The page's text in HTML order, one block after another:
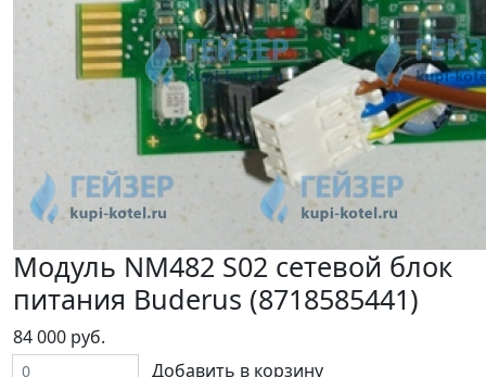
Модуль NM482 S02 сетевой блок
питания Buderus (8718585441)
84 000 руб.
Добавить в корзину